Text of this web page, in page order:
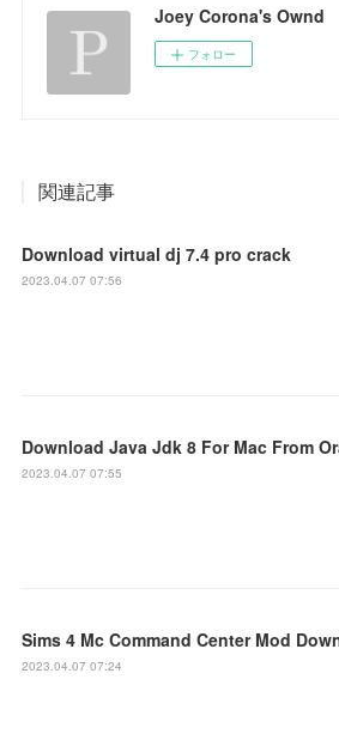
Joey Corona's Ownd
フォロー
関連記事
Download virtual dj 7.4 pro crack
2023.04.07 07:56
Download Java Jdk 8 For Mac From
2023.04.07 07:55
Sims 4 Mc Command Center Mod
2023.04.07 07:24